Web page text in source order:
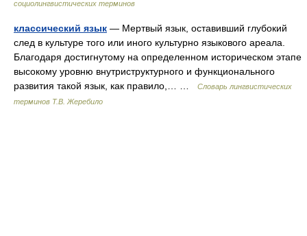
социолингвистических терминов
классический язык — Мертвый язык, оставивший глубокий
след в культуре того или иного культурно языкового ареала.
Благодаря достигнутому на определенном историческом этапе
высокому уровню внутриструктурного и функционального
развития такой язык, как правило,… …
Словарь лингвистических
терминов Т.В. Жеребило